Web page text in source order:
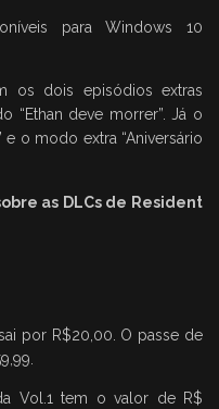
para Windows 10
os dois episódios extras
“Ethan deve morrer”. Já o
e o modo extra “Aniversário
as DLCs de Resident
por R$20,00. O passe de
Vol.1 tem o valor de R$